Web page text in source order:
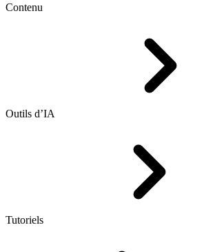
Contenu
Outils d’IA
Tutoriels